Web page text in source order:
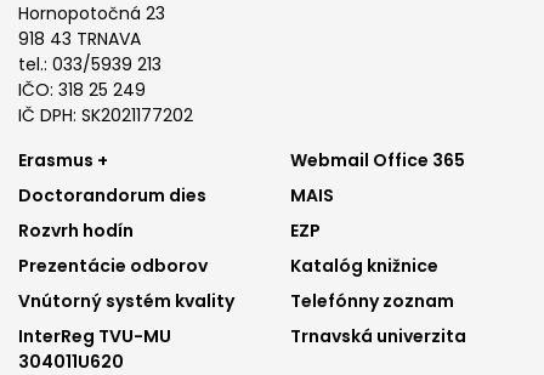
Hornopotočná 23
918 43 TRNAVA
tel.: 033/5939 213
IČO: 318 25 249
IČ DPH: SK2021177202
Footer
menu
1
Erasmus +
Doctorandorum dies
Rozvrh hodín
Prezentácie odborov
Vnútorný systém kvality
InterReg TVU-MU
304011U620
Footer
menu
2
Webmail Office 365
MAIS
EZP
Katalóg knižnice
Telefónny zoznam
Trnavská univerzita